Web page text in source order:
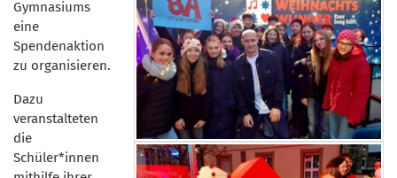
Gymnasiums
eine
Spendenaktion
zu organisieren.
Dazu
veranstalteten
die
Schüler*innen